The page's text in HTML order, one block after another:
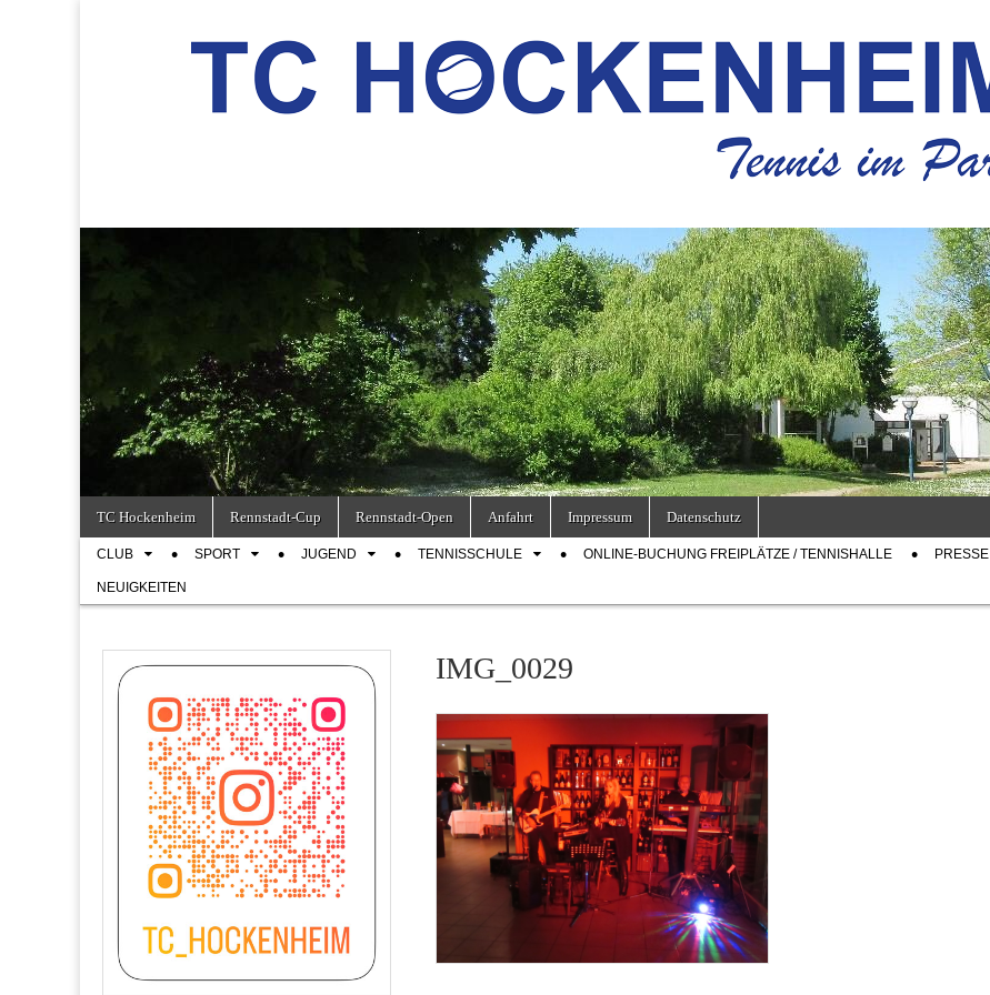
TC Hockenheim
Main
menu
content
TC Hockenheim Rennstadt-Cup Rennstadt-Open Anfahrt Impressum Datenschutz
SubCLUB SPORT JUGEND TENNISSCHULE ONLINE-BUCHUNG FREIPLÄTZE / TENNISHALLE PRESSE
NEUIGKEITEN
IMG_0029